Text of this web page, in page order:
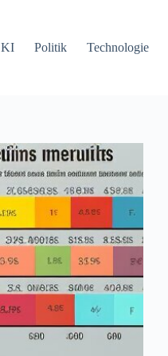
KI Politik Technologie